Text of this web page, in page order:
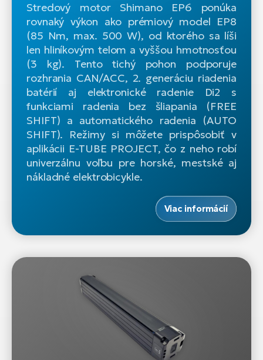
Stredový motor Shimano EP6 ponúka
rovnaký výkon ako prémiový model EP8
(85 Nm, max. 500 W), od ktorého sa líši
len hliníkovým telom a vyššou hmotnosťou
(3 kg). Tento tichý pohon podporuje
rozhrania CAN/ACC, 2. generáciu riadenia
batérií aj elektronické radenie Di2 s
funkciami radenia bez šliapania (FREE
SHIFT) a automatického radenia (AUTO
SHIFT). Režimy si môžete prispôsobiť v
aplikácii E-TUBE PROJECT, čo z neho robí
univerzálnu voľbu pre horské, mestské aj
nákladné elektrobicykle.
Viac informácií